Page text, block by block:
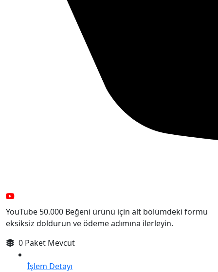
YouTube 50.000 Beğeni ürünü için alt bölümdeki formu
eksiksiz doldurun ve ödeme adımına ilerleyin.
0 Paket Mevcut
İşlem Detayı